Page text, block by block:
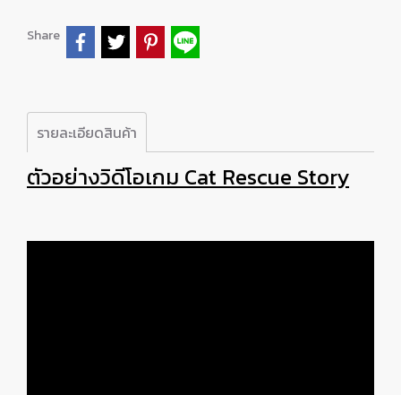
Share
รายละเอียดสินค้า
ตัวอย่างวิดีโอเกม Cat Rescue Story